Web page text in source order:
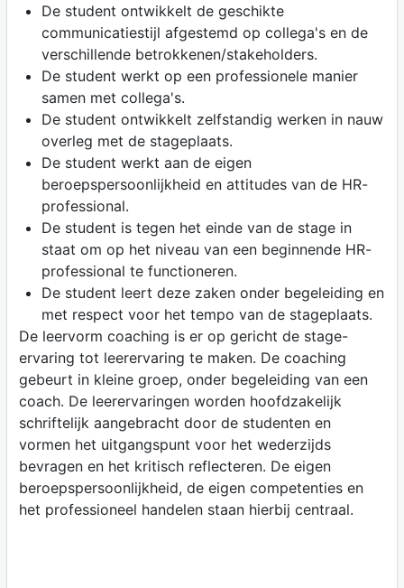
De student ontwikkelt de geschikte
communicatiestijl afgestemd op collega's en de
verschillende betrokkenen/stakeholders.
De student werkt op een professionele manier
samen met collega's.
De student ontwikkelt zelfstandig werken in nauw
overleg met de stageplaats.
De student werkt aan de eigen
beroepspersoonlijkheid en attitudes van de HR-
professional.
De student is tegen het einde van de stage in
staat om op het niveau van een beginnende HR-
professional te functioneren.
De student leert deze zaken onder begeleiding en
met respect voor het tempo van de stageplaats.
De leervorm coaching is er op gericht de stage-
ervaring tot leerervaring te maken. De coaching
gebeurt in kleine groep, onder begeleiding van een
coach. De leerervaringen worden hoofdzakelijk
schriftelijk aangebracht door de studenten en
vormen het uitgangspunt voor het wederzijds
bevragen en het kritisch reflecteren. De eigen
beroepspersoonlijkheid, de eigen competenties en
het professioneel handelen staan hierbij centraal.